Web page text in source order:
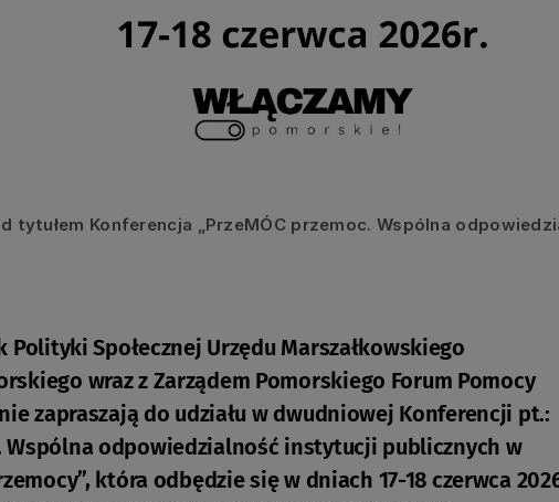
tytułem Konferencja „PrzeMÓC przemoc. Wspólna
Polityki Społecznej Urzędu Marszałkowskiego
wraz z Zarządem Pomorskiego Forum Pomocy
zapraszają do udziału w dwudniowej Konferencji pt.:
Wspólna odpowiedzialność instytucji publicznych w
która odbędzie się w dniach 17-18 czerwca